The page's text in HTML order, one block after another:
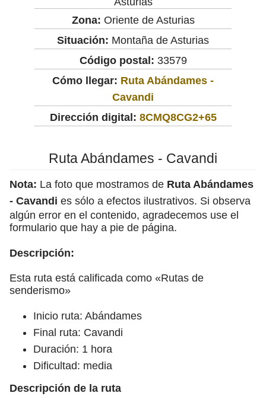
Zona: Oriente de Asturias
Situación: Montaña de Asturias
Código postal: 33579
Cómo llegar: Ruta Abándames -
Cavandi
Dirección digital: 8CMQ8CG2+65
Ruta Abándames - Cavandi
Nota: La foto que mostramos de Ruta Abándames
- Cavandi es sólo a efectos ilustrativos. Si observa
algún error en el contenido, agradecemos use el
formulario que hay a pie de página.
Descripción:
Esta ruta está calificada como «Rutas de
senderismo»
Inicio ruta: Abándames
Final ruta: Cavandi
Duración: 1 hora
Dificultad: media
Descripción de la ruta